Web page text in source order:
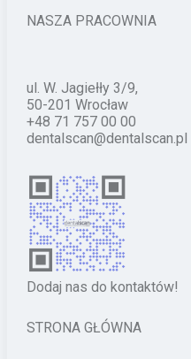
NASZA PRACOWNIA
ul. W. Jagiełły 3/9,
50-201 Wrocław
+48 71 757 00 00
dentalscan@dentalscan.pl
Dodaj nas do kontaktów!
STRONA GŁÓWNA